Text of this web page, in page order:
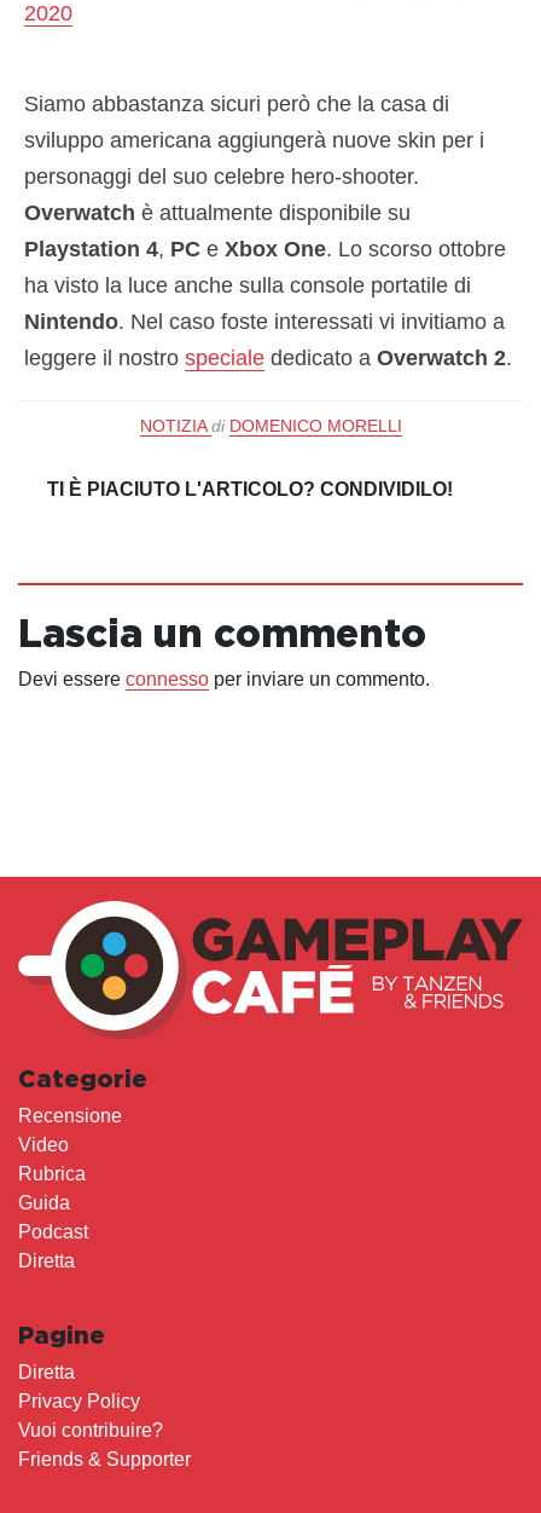
2020
Siamo abbastanza sicuri però che la casa di
sviluppo americana aggiungerà nuove skin per i
personaggi del suo celebre hero-shooter.
Overwatch è attualmente disponibile su
Playstation 4, PC e Xbox One. Lo scorso ottobre
ha visto la luce anche sulla console portatile di
Nintendo. Nel caso foste interessati vi invitiamo a
leggere il nostro speciale dedicato a Overwatch 2.
NOTIZIA di DOMENICO MORELLI
TI È PIACIUTO L'ARTICOLO? CONDIVIDILO!
Lascia un commento
Devi essere connesso per inviare un commento.
Categorie
Recensione
Video
Rubrica
Guida
Podcast
Diretta
Pagine
Diretta
Privacy Policy
Vuoi contribuire?
Friends & Supporter